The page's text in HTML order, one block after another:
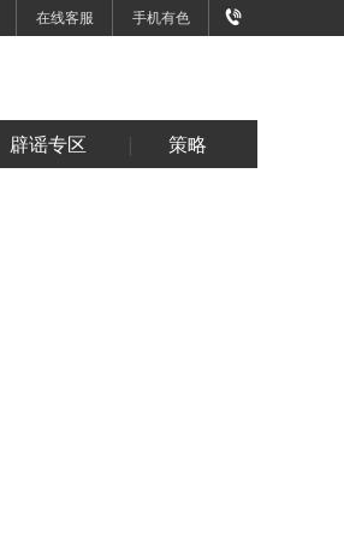
在线客服 手机有色
辟谣专区 策略